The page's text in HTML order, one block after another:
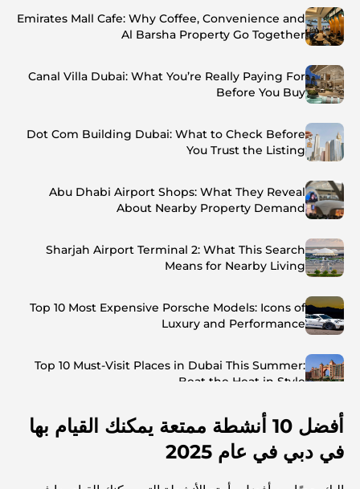
Emirates Mall Cafe: Why Coffee, Convenience and
Al Barsha Property Go Together
Canal Villa Dubai: What You’re Really Paying For
Before You Buy
Dot Com Building Dubai: What to Check Before
You Trust the Listing
Abu Dhabi Airport Shops: What They Reveal
About Nearby Property Demand
Sharjah Airport Terminal 2: What This Search
Means for Nearby Living
Top 10 Most Expensive Porsche Models: Icons of
Luxury and Performance
Top 10 Must-Visit Places in Dubai This Summer:
Beat the Heat in Style
Top 7 Busiest Airports in the World: Hub of Global
Travel
Abu Dhabi vs Dubai: A Practical Comparison for
أفضل 10 أنشطة ممتعة يمكنك القيام بها
في دبي في عام 2025